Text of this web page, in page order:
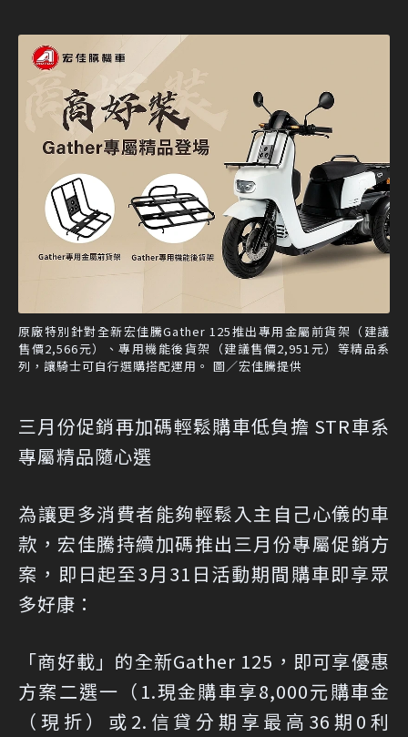
原廠特別針對全新宏佳騰Gather 125推出專用金屬前貨架（建議
售價2,566元）、專用機能後貨架（建議售價2,951元）等精品系
列，讓騎士可自行選購搭配運用。 圖／宏佳騰提供
三月份促銷再加碼輕鬆購車低負擔 STR車系
專屬精品隨心選
為讓更多消費者能夠輕鬆入主自己心儀的車
款，宏佳騰持續加碼推出三月份專屬促銷方
案，即日起至3月31日活動期間購車即享眾
多好康：
「商好載」的全新Gather 125，即可享優惠
方案二選一（1.現金購車享8,000元購車金
（現折）或2.信貸分期享最高36期0利